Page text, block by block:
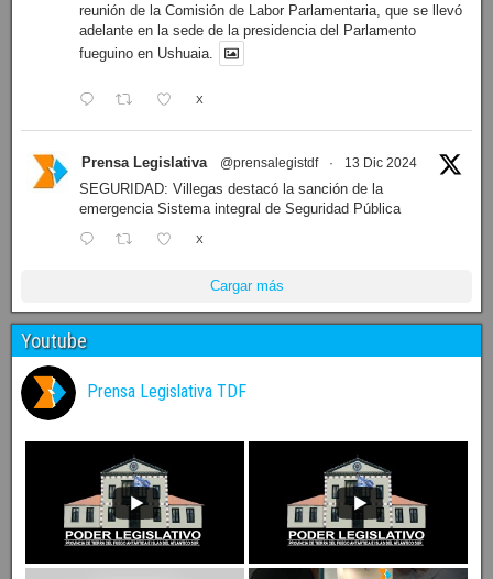
reunión de la Comisión de Labor Parlamentaria, que se llevó
adelante en la sede de la presidencia del Parlamento
fueguino en Ushuaia.
X
Prensa Legislativa @prensalegistdf · 13 Dic 2024
SEGURIDAD: Villegas destacó la sanción de la
emergencia Sistema integral de Seguridad Pública
X
Cargar más
Youtube
Prensa Legislativa TDF